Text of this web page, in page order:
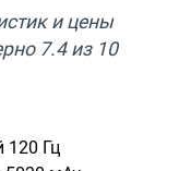
и цены
7.4 из 10
120 Гц